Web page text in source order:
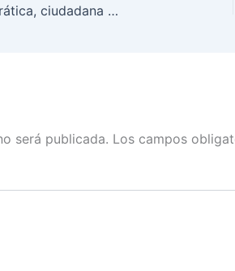
El voto es secreto, es una acción democrática, ciudadana y cívica: Rubén Álvarez
será publicada. Los campos